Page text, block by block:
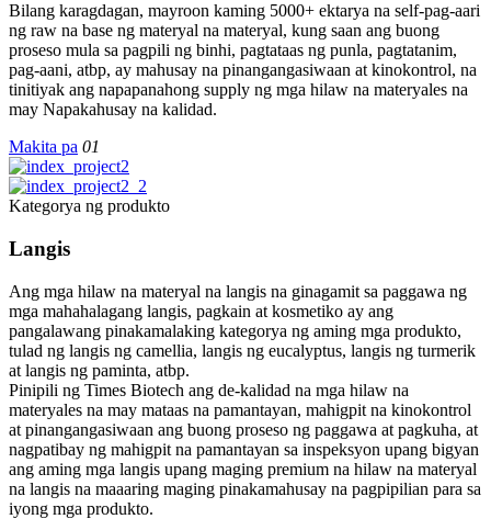
Bilang karagdagan, mayroon kaming 5000+ ektarya na self-pag-aari
ng raw na base ng materyal na materyal, kung saan ang buong
proseso mula sa pagpili ng binhi, pagtataas ng punla, pagtatanim,
pag-aani, atbp, ay mahusay na pinangangasiwaan at kinokontrol, na
tinitiyak ang napapanahong supply ng mga hilaw na materyales na
may Napakahusay na kalidad.
Makita pa 01
Kategorya ng produkto
Langis
Ang mga hilaw na materyal na langis na ginagamit sa paggawa ng
mga mahahalagang langis, pagkain at kosmetiko ay ang
pangalawang pinakamalaking kategorya ng aming mga produkto,
tulad ng langis ng camellia, langis ng eucalyptus, langis ng turmerik
at langis ng paminta, atbp.
Pinipili ng Times Biotech ang de-kalidad na mga hilaw na
materyales na may mataas na pamantayan, mahigpit na kinokontrol
at pinangangasiwaan ang buong proseso ng paggawa at pagkuha, at
nagpatibay ng mahigpit na pamantayan sa inspeksyon upang bigyan
ang aming mga langis upang maging premium na hilaw na materyal
na langis na maaaring maging pinakamahusay na pagpipilian para sa
iyong mga produkto.